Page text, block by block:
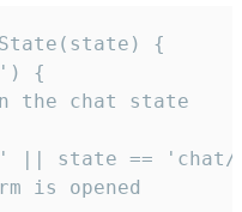
{
{
the chat state
|| state ==
is opened